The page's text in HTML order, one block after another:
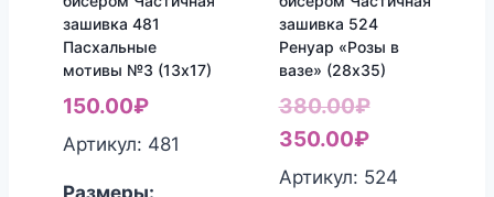
зашивка 481
Пасхальные
мотивы №3 (13х17)
150.00₽
Артикул: 481
Размеры:
зашивка 524
Ренуар «Розы в
вазе» (28х35)
380.00₽
цена
составляла
350.00₽Текущая
цена:
Артикул: 524